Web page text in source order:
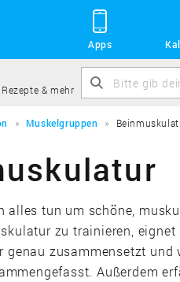
Apps
& mehr
Muskelgruppen
alles tun um schöne,
zu trainieren,
genau zusammensetzt
Außerdem